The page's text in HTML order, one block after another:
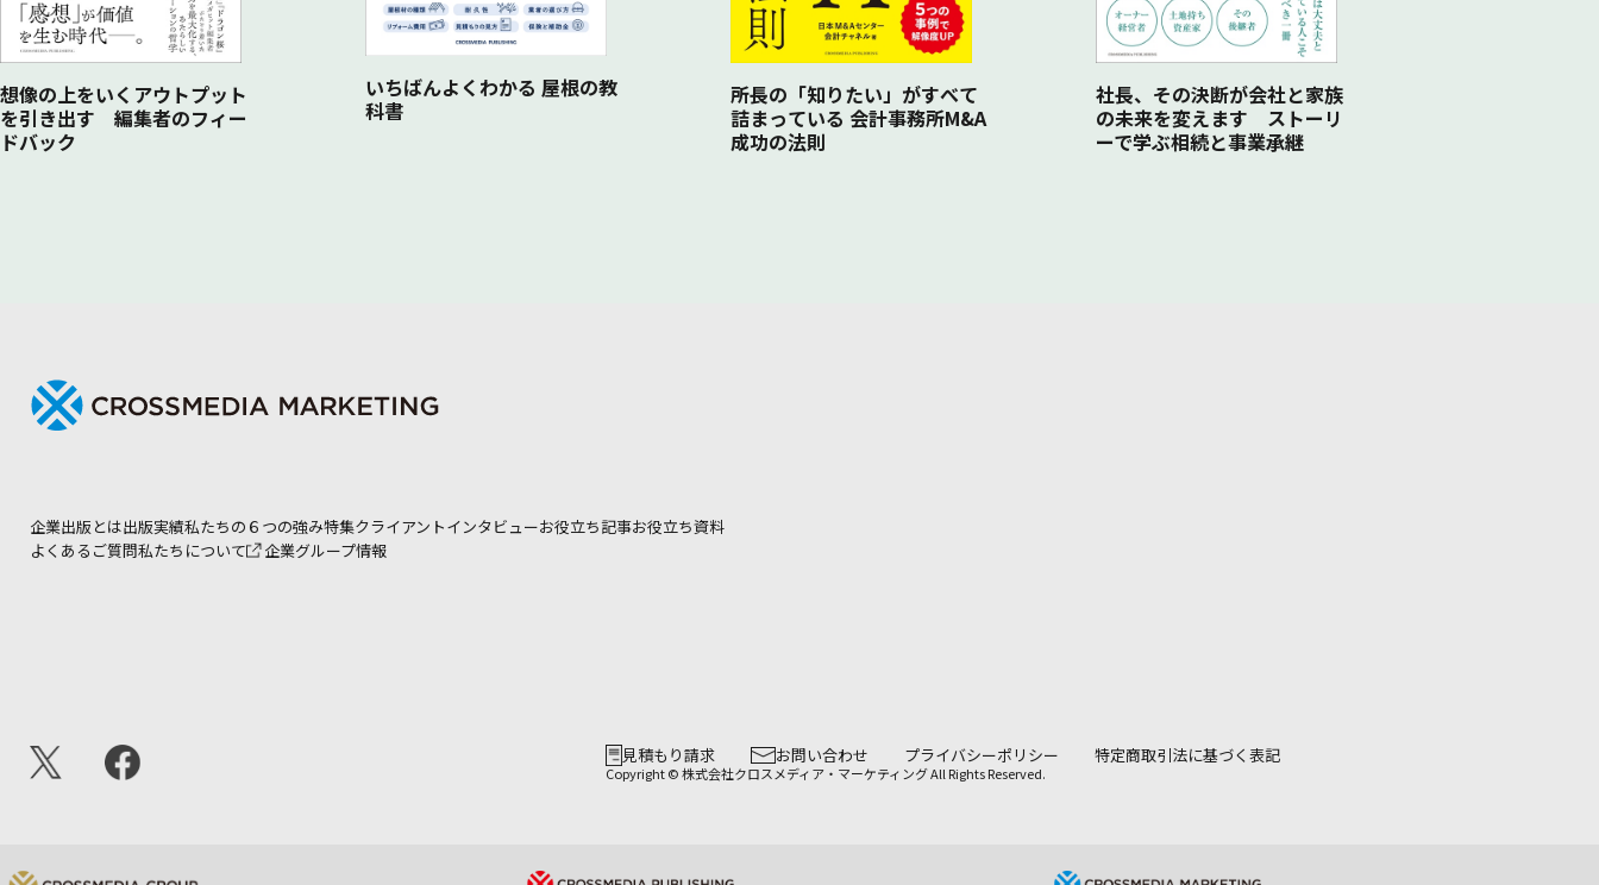
想像の上をいくアウトプット
を引き出す 編集者のフィー
ドバック
いちばんよくわかる 屋根の教
科書
所長の「知りたい」がすべて
詰まっている 会計事務所M&A
成功の法則
社長、その決断が会社と家族
の未来を変えます ストーリ
ーで学ぶ相続と事業承継
企業出版とは出版実績私たちの６つの強み特集クライアントインタビューお役立ち記事お役立ち資料
よくあるご質問私たちについて 企業グループ情報
見積もり請求 お問い合わせ プライバシーポリシー 特定商取引法に基づく表記
Copyright © 株式会社クロスメディア・マーケティング All Rights Reserved.